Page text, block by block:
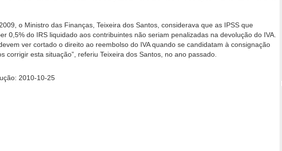
o Ministro das Finanças, Teixeira dos Santos, considerava que as IPSS que
0,5% do IRS liquidado aos contribuintes não seriam penalizadas na devolução do IVA.
ver cortado o direito ao reembolso do IVA quando se candidatam à consignação
corrigir esta situação”, referiu Teixeira dos Santos, no ano passado.
2010-10-25